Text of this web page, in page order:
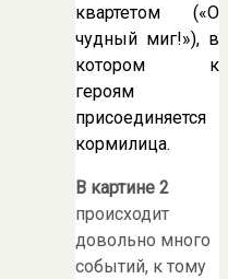
квартетом («О
чудный миг!»), в
котором к
героям
присоединяется
кормилица.
В картине 2
происходит
довольно много
событий, к тому